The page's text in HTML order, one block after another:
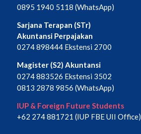
0895 1940 5118 (WhatsApp)
Sarjana Terapan (STr)
Akuntansi Perpajakan
0274 898444 Ekstensi 2700
Magister (S2) Akuntansi
0274 883526 Ekstensi 3502
0813 2878 9856 (WhatsApp)
IUP & Foreign Future Students
+62 274 881721 (IUP FBE UII Office)